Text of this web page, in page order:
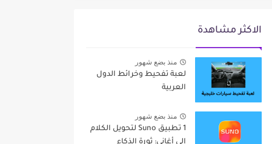
الاكثر مشاهدة
منذ بضع شهور
لعبة تفحيط وخرائط الدول
العربية
منذ بضع شهور
1 تطبيق Suno لتحويل الكلام
إلى أغاني: ثورة الذكاء